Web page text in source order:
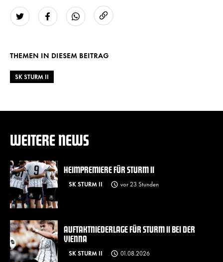
THEMEN IN DIESEM BEITRAG
SK STURM II
WEITERE NEWS
HEIMPREMIERE FÜR STURM II
SK STURM II vor 23 Stunden
AUFTAKTNIEDERLAGE FÜR STURM II BEI DER
VIENNA
SK STURM II 01.08.2026